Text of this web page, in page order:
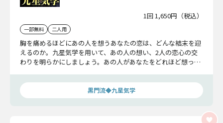
1回 1,650円（税込）
一部無料 二人用
胸を痛めるほどにあの人を想うあなたの恋は、どんな結末を迎
えるのか。九星気学を用いて、あの人の想い、2人の恋心の交
わりを明らかにしましょう。あの人があなたをどれほど想って
黒門流◆九星気学